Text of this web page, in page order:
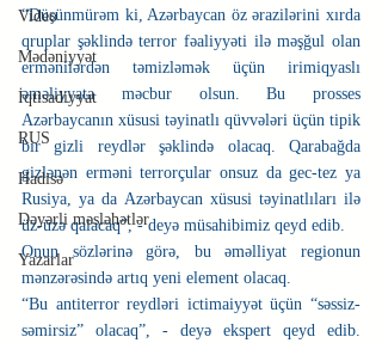
Video
Mədəniyyət
İqtisadiyyat
RUS
Hadisə
Dəyərli məsləhətlər
Yazarlar
“Düşünmürəm ki, Azərbaycan öz ərazilərini xırda
qruplar şəklində terror fəaliyyəti ilə məşğul olan
ermənilərdən təmizləmək üçün irimiqyaslı
əməliyyata məcbur olsun. Bu prosses
Azərbaycanın xüsusi təyinatlı qüvvələri üçün tipik
bir gizli reydlər şəklində olacaq. Qarabağda
gizlənən erməni terrorçular onsuz da gec-tez ya
Rusiya, ya da Azərbaycan xüsusi təyinatlıları ilə
üz-üzə qalacaq”, - deyə müsahibimiz qeyd edib.
Onun sözlərinə görə, bu əməlliyat regionun
mənzərəsində artıq yeni element olacaq.
“Bu antiterror reydləri ictimaiyyət üçün “səssiz-